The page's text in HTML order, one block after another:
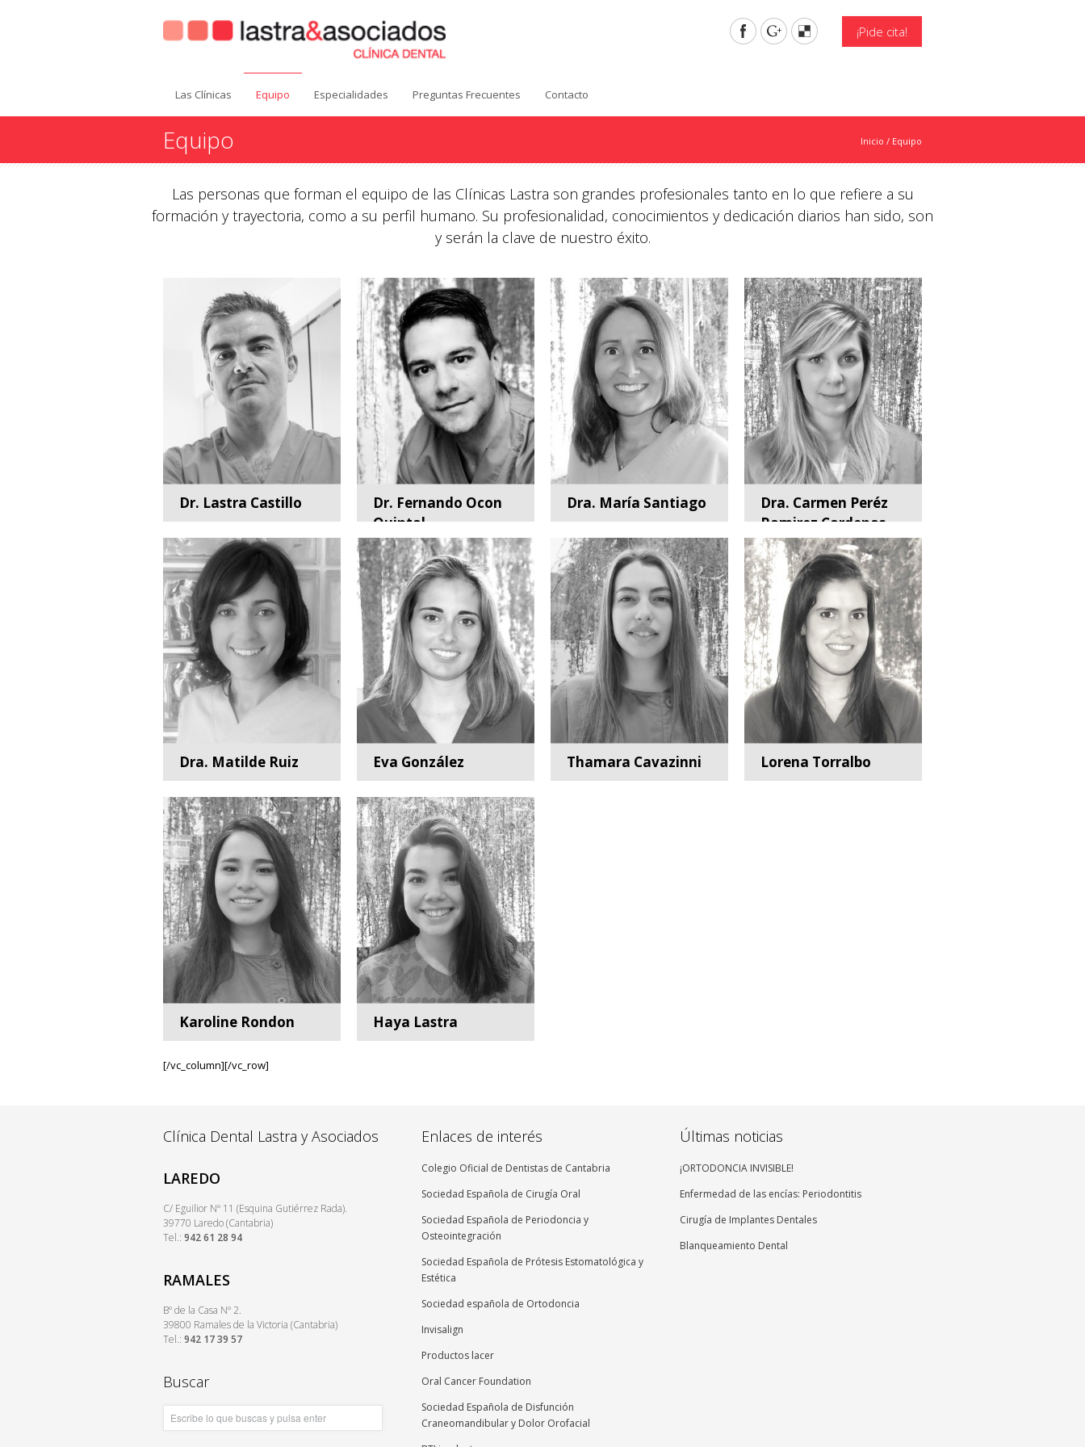
¡Pide cita!
Las Clínicas Equipo Especialidades Preguntas Frecuentes Contacto
Equipo Inicio / Equipo
Las personas que forman el equipo de las Clínicas Lastra son grandes profesionales tanto en lo que refiere a su
formación y trayectoria, como a su perfil humano. Su profesionalidad, conocimientos y dedicación diarios han sido, son
y serán la clave de nuestro éxito.
Dr. Lastra Castillo
Cirugía e implantes
Dr. Fernando Ocon
Quintal
Cirugía Oral
Dra. María Santiago
Estética dental
Dra. Carmen Peréz
Ramirez Cardenas
Endodoncia y
Conservadora
Dra. Matilde Ruiz
Odontopediatría
Eva González
Higienista Dental y
Operador de
radiodiagnóstico
Thamara Cavazinni
Higienista Dental
Lorena Torralbo
Higienista Dental y
Karoline Rondon
Higienista Dental
Haya Lastra
Auxiliar de clínica
[/vc_column][/vc_row]
Clínica Dental Lastra y Asociados
LAREDO
C/ Eguilior Nº 11 (Esquina Gutiérrez Rada).
39770 Laredo (Cantabria)
Tel.: 942 61 28 94
RAMALES
Bº de la Casa Nº 2.
39800 Ramales de la Victoria (Cantabria)
Tel.: 942 17 39 57
Buscar
Enlaces de interés
Colegio Oficial de Dentistas de Cantabria
Sociedad Española de Cirugía Oral
Sociedad Española de Periodoncia y
Osteointegración
Sociedad Española de Prótesis Estomatológica y
Estética
Sociedad española de Ortodoncia
Invisalign
Productos lacer
Oral Cancer Foundation
Sociedad Española de Disfunción
Craneomandibular y Dolor Orofacial
Últimas noticias
¡ORTODONCIA INVISIBLE!
Enfermedad de las encías: Periodontitis
Cirugía de Implantes Dentales
Blanqueamiento Dental